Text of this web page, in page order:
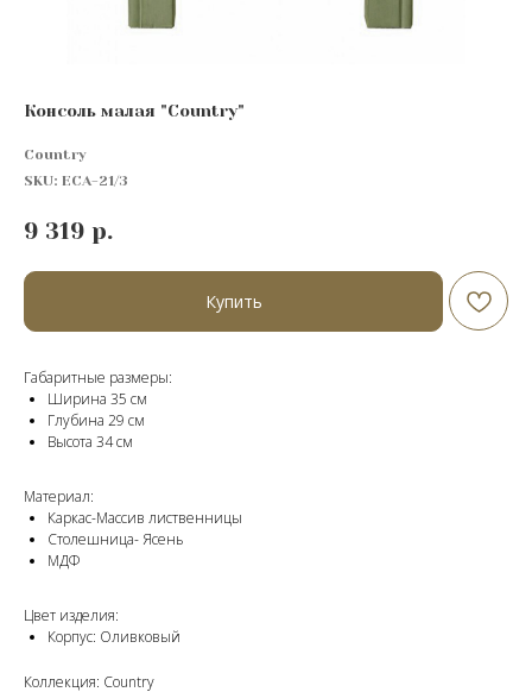
Консоль малая "Сountry"
Country
SKU: ECA-21/3
9 319 р.
Купить
Габаритные размеры:
Ширина 35 см
Глубина 29 см
Высота 34 см
Материал:
Каркас-Массив лиственницы
Cтолешница- Ясень
МДФ
Цвет изделия:
Корпус: Оливковый
Коллекция: Country